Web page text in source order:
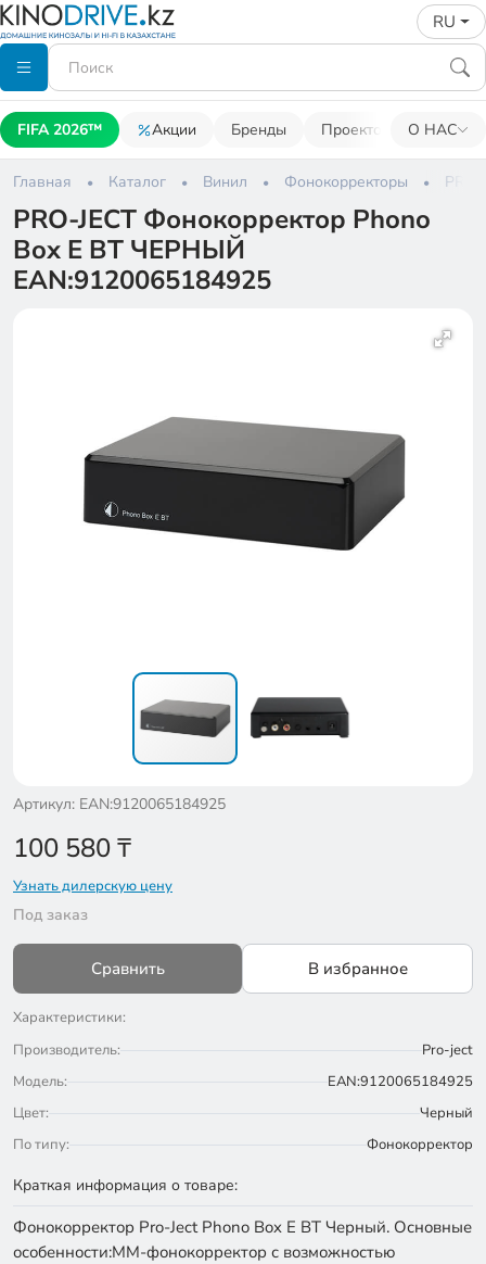
RU
FIFA 2026™ Акции Бренды Проекторы О НАС
Главная Каталог Винил Фонокорректоры
PRO-JECT Фонокорректор Phono
Box E BT ЧЕРНЫЙ
EAN:9120065184925
Артикул: EAN:9120065184925
100 580₸
Узнать дилерскую цену
Под заказ
Сравнить В избранное
Характеристики:
Производитель:
Pro-ject
Модель:
EAN:9120065184925
Цвет:
Черный
По типу:
Фонокорректор
Краткая информация о товаре:
Фонокорректор Pro-Ject Phono Box E BT Черный. Основные
особенности:ММ-фонокорректор с возможностью